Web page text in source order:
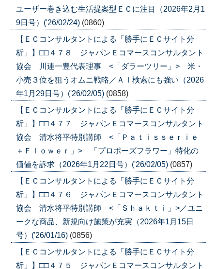
ユーザー巻き込む生活提案型ＥＣに注目（2026年2月1
9日号）('26/02/24) (0860)
【ＥＣコンサルタントによる「勝手にＥＣサイト分
析」】□□４７８ ジャパンＥコマースコンサルタント
協会 川連一豊代表理事 <「ダラーツリー」> 米・
小売３位を狙うオムニ戦略／ＡＩ検索にも強い（2026
年1月29日号）('26/02/05) (0858)
【ＥＣコンサルタントによる「勝手にＥＣサイト分
析」】□□４７７ ジャパンＥコマースコンサルタント
協会 清水将平特別講師 <「Ｐａｔｉｓｓｅｒｉｅ
＋Ｆｌｏｗｅｒ」> 「プロポーズフラワー」特化の
価値を訴求（2026年1月22日号）('26/02/05) (0857)
【ＥＣコンサルタントによる「勝手にＥＣサイト分
析」】□□４７６ ジャパンＥコマースコンサルタント
協会 清水将平特別講師 <「Ｓｈａｋｔｉ」>／ユニ
ークな商品、新規向け施策が充実（2026年1月15日
号）('26/01/16) (0856)
【ＥＣコンサルタントによる「勝手にＥＣサイト分
析」】□□４７５ ジャパンＥコマースコンサルタント